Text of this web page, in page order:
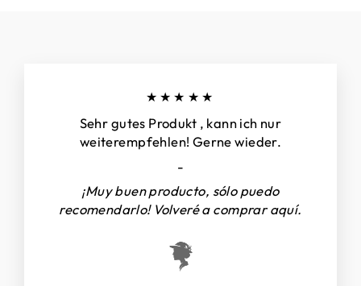
★★★★★
Sehr gutes Produkt , kann ich nur
weiterempfehlen! Gerne wieder.
-
¡Muy buen producto, sólo puedo
recomendarlo! Volveré a comprar aquí.